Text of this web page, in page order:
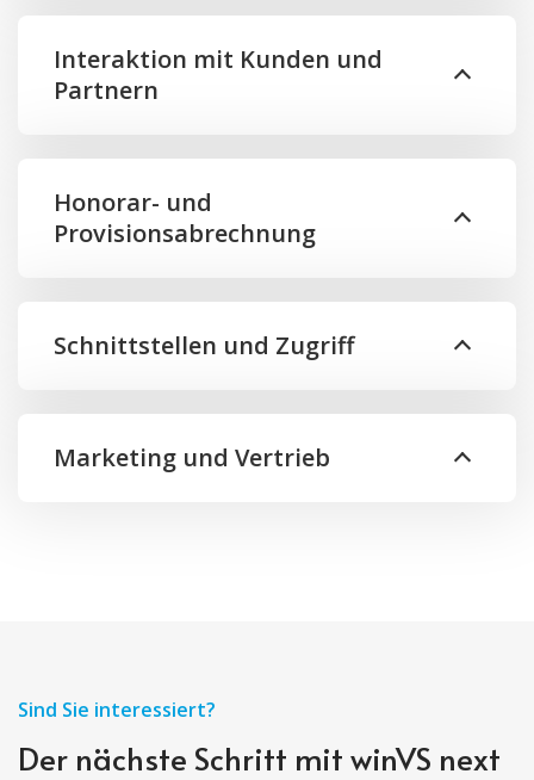
Interaktion mit Kunden und
Partnern
Honorar- und
Provisionsabrechnung
Schnittstellen und Zugriff
Marketing und Vertrieb
Sind Sie interessiert?
Der nächste Schritt mit winVS next